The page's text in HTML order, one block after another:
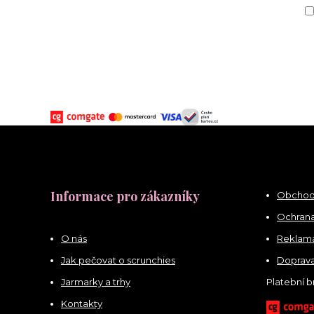
Informace pro zákazníky
O nás
Jak pečovat o scrunchies
Jarmarky a trhy
Kontakty
Platební